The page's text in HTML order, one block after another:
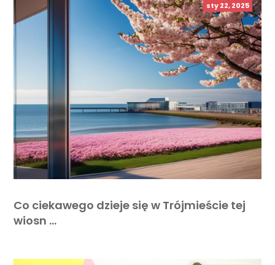
sty 22, 2025
Co ciekawego dzieje się w Trójmieście tej
wiosn …